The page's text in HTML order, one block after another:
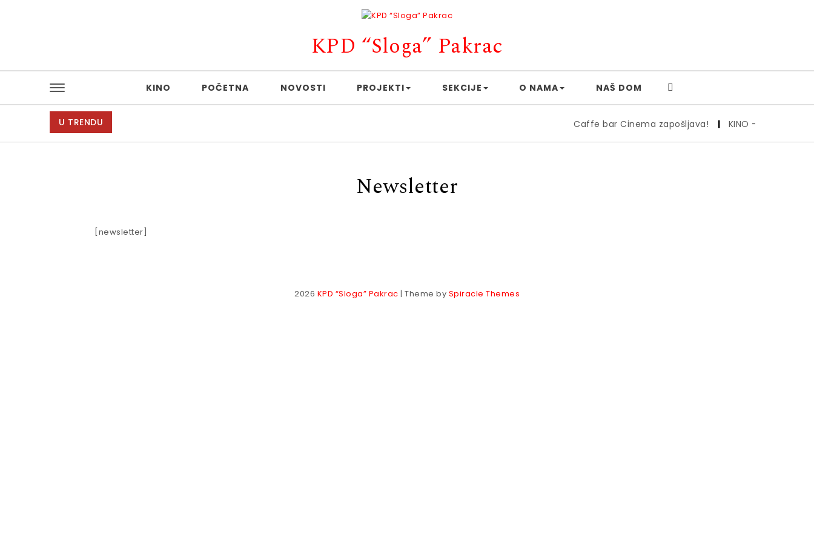
KPD “Sloga” Pakrac
KINO POČETNA NOVOSTI PROJEKTI SEKCIJE O NAMA NAŠ DOM
U TRENDU Caffe bar Cinema zapošljava! KINO – 26.6.
Newsletter
[newsletter]
2026 KPD “Sloga” Pakrac | Theme by Spiracle Themes